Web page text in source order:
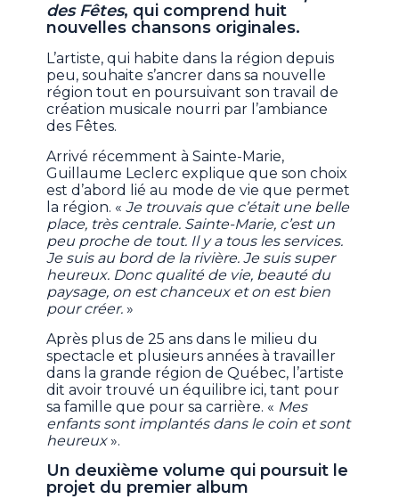
des Fêtes, qui comprend huit
nouvelles chansons originales.
L’artiste, qui habite dans la région depuis
peu, souhaite s’ancrer dans sa nouvelle
région tout en poursuivant son travail de
création musicale nourri par l’ambiance
des Fêtes.
Arrivé récemment à Sainte-Marie,
Guillaume Leclerc explique que son choix
est d’abord lié au mode de vie que permet
la région. «Je trouvais que c’était une belle
place, très centrale. Sainte-Marie, c’est un
peu proche de tout. Il y a tous les services.
Je suis au bord de la rivière. Je suis super
heureux. Donc qualité de vie, beauté du
paysage, on est chanceux et on est bien
pour créer. »
Après plus de 25 ans dans le milieu du
spectacle et plusieurs années à travailler
dans la grande région de Québec, l’artiste
dit avoir trouvé un équilibre ici, tant pour
sa famille que pour sa carrière. « Mes
enfants sont implantés dans le coin et sont
heureux».
Un deuxième volume qui poursuit le
projet du premier album